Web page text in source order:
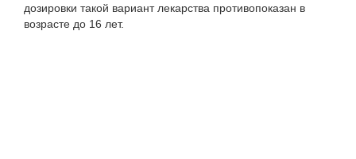
дозировки такой вариант лекарства противопоказан в
возрасте до 16 лет.